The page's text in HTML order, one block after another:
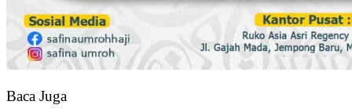
Baca Juga